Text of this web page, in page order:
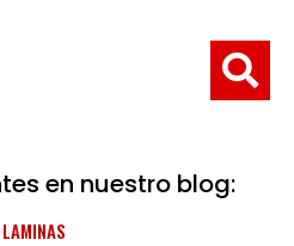
en nuestro blog: